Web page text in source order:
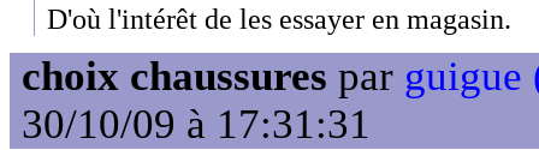
D'où l'intérêt de les essayer en magasin.
choix chaussures par
30/10/09 à 17:31:31